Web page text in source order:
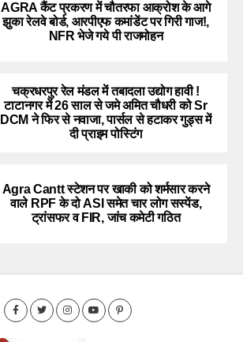
AGRA कैंट प्रकरण में चौतरफा आक्रोश के आगे
झुका रेलवे बोर्ड, आरपीएफ कमांडेंट पर गिरी गाज!,
NFR भेजे गये पी राजमोहन
चक्रधरपुर रेल मंडल में तबादला उद्योग हावी !
टाटानगर में 26 साल से जमे अमित चौधरी को Sr
DCM ने फिर से नवाजा, पार्सल से हटाकर गुड्स में
दी प्राइम पोस्टिंग
Agra Cantt स्टेशन पर खाकी को शर्मसार करने
वाले RPF के दो ASI समेत चार लोग सस्पेंड,
ट्रांसफर व FIR, जांच कमेटी गठित